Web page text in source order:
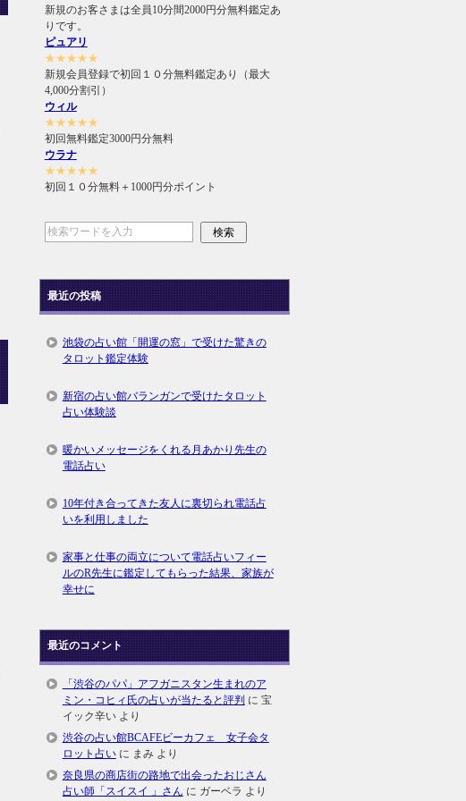
新規のお客さまは全員10分間2000円分無料鑑定あ
りです。
ピュアリ
★★★★★
新規会員登録で初回１０分無料鑑定あり（最大
4,000分割引）
ウィル
★★★★★
初回無料鑑定3000円分無料
ウラナ
★★★★★
初回１０分無料＋1000円分ポイント
最近の投稿
池袋の占い館「開運の窓」で受けた驚きの
タロット鑑定体験
新宿の占い館バランガンで受けたタロット
占い体験談
暖かいメッセージをくれる月あかり先生の
電話占い
10年付き合ってきた友人に裏切られ電話占
いを利用しました
家事と仕事の両立について電話占いフィー
ルのR先生に鑑定してもらった結果、家族が
幸せに
最近のコメント
「渋谷のパパ」アフガニスタン生まれのア
ミン・コヒィ氏の占いが当たると評判 に 宝
イック辛いより
渋谷の占い館BCAFEビーカフェ 女子会タ
ロット占いに まみより
奈良県の商店街の路地で出会ったおじさん
占い師「スイスイ 」さん に ガーベラ より